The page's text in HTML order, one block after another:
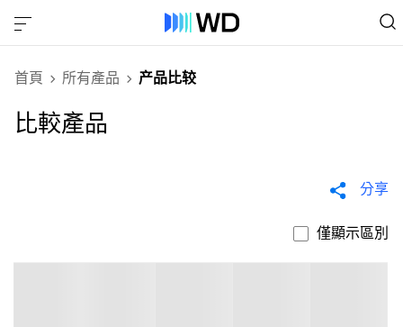
首頁 所有產品 产品比较
比較產品
分享
僅顯示區別